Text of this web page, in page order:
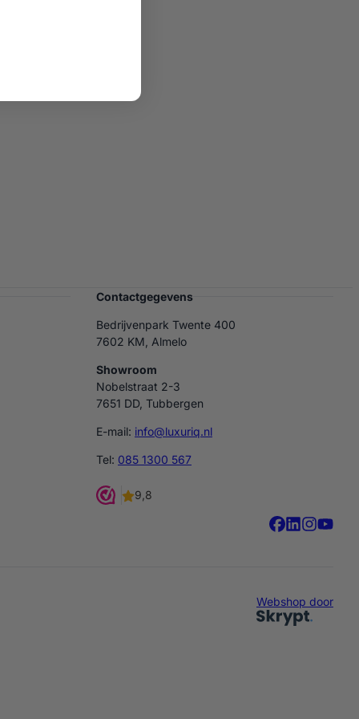
Contactgegevens
Bedrijvenpark Twente 400
7602 KM, Almelo
Showroom
Nobelstraat 2-3
7651 DD, Tubbergen
E-mail: info@luxuriq.nl
Tel: 085 1300 567
Webshop door